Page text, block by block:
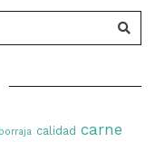
borraja calidad carne